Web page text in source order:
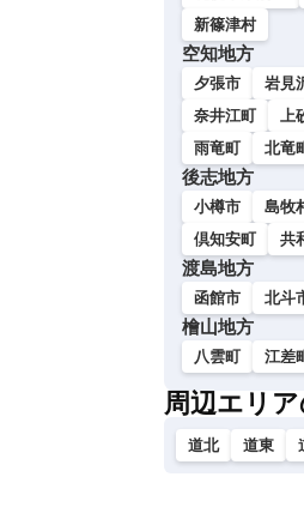
新篠津村
空知地方
夕張市 岩見
奈井江町
上
雨竜町
北竜
後志地方
小樽市 島牧
倶知安町
共
渡島地方
函館市 北斗
檜山地方
八雲町 江差
周辺エリ
道北 道東